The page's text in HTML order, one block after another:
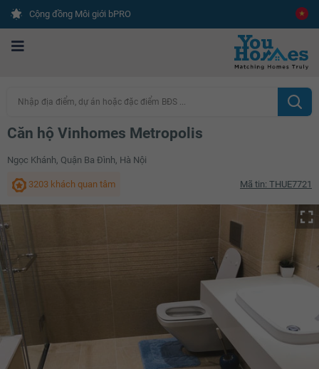
Cộng đồng Môi giới bPRO
Nhập địa điểm, dự án hoặc đặc điểm BĐS ...
Căn hộ Vinhomes Metropolis
Ngọc Khánh, Quận Ba Đình, Hà Nội
3203 khách quan tâm Mã tin: THUE7721